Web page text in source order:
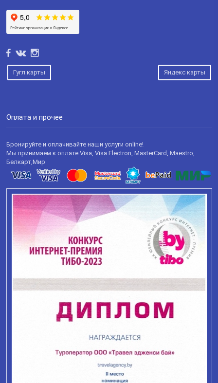
Гугл карты Яндекс карты
Оплата и прочее
Бронируйте и оплачивайте наши услуги online!
Мы принимаем к оплате Visa, Visa Electron, MasterCard, Maestro,
Белкарт,Мир